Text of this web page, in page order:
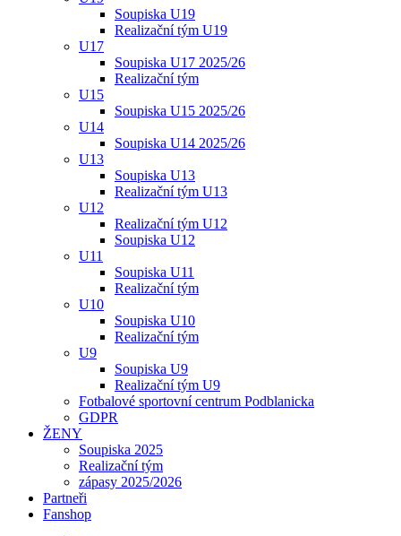
Soupiska U19
Realizační tým U19
U17
Soupiska U17 2025/26
Realizační tým
U15
Soupiska U15 2025/26
U14
Soupiska U14 2025/26
U13
Soupiska U13
Realizační tým U13
U12
Realizační tým U12
Soupiska U12
U11
Soupiska U11
Realizační tým
U10
Soupiska U10
Realizační tým
U9
Soupiska U9
Realizační tým U9
Fotbalové sportovní centrum Podblanicka
GDPR
ŽENY
Soupiska 2025
Realizační tým
zápasy 2025/2026
Partneři
Fanshop